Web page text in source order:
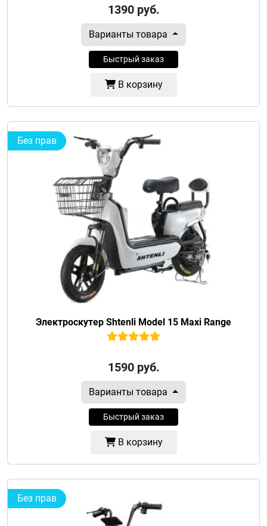
1390руб.
Варианты товара
Быстрый заказ
В корзину
Без прав
Электроскутер Shtenli Model 15 Maxi Range
1590руб.
Варианты товара
Быстрый заказ
В корзину
Без прав